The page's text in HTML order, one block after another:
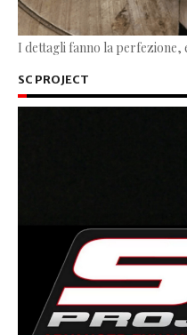
I dettagli fanno la perfezione,
SC PROJECT